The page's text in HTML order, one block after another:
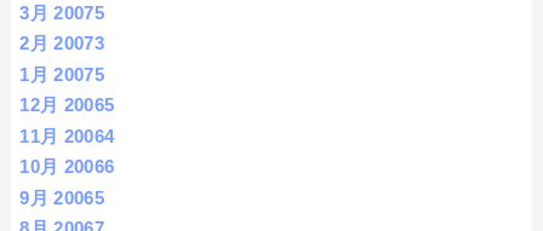
3月 20075
2月 20073
1月 20075
12月 20065
11月 20064
10月 20066
9月 20065